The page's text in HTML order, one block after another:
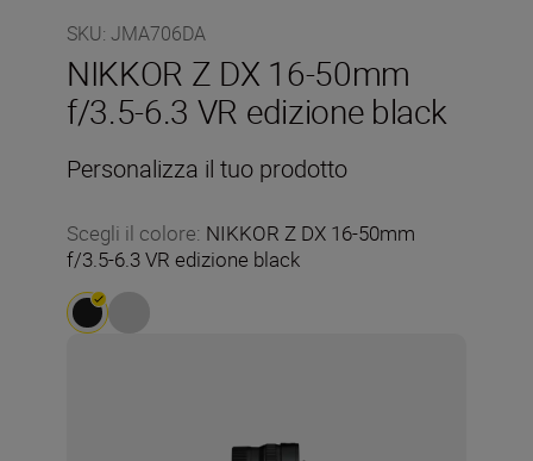
SKU: JMA706DA
NIKKOR Z DX 16-50mm
f/3.5-6.3 VR edizione black
Personalizza il tuo prodotto
Scegli il colore: NIKKOR Z DX 16-50mm
f/3.5-6.3 VR edizione black